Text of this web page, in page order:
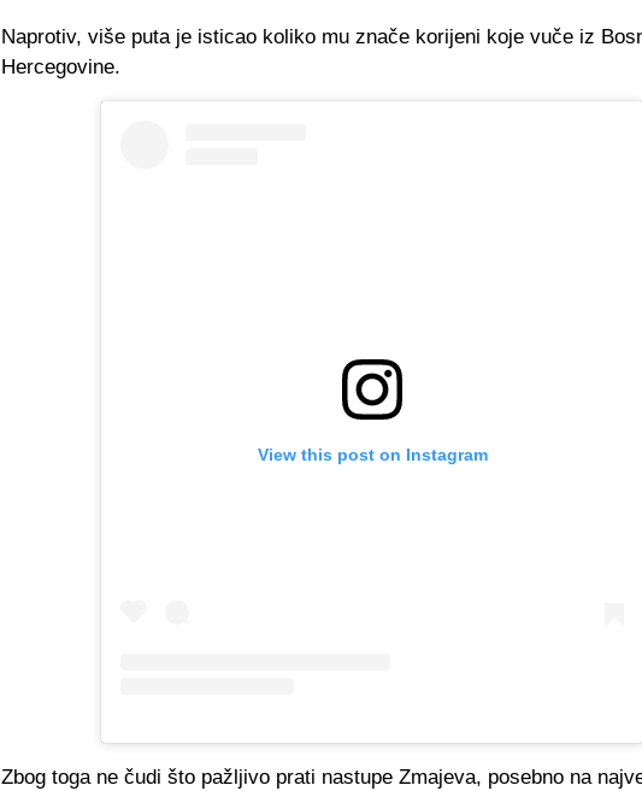
Naprotiv, više puta je isticao koliko mu znače korijeni koje vuče iz
Hercegovine.
View this post on Instagram
Zbog toga ne čudi što pažljivo prati nastupe Zmajeva, posebno na